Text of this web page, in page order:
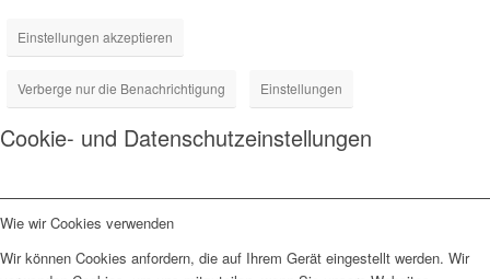
Einstellungen akzeptieren
Verberge nur die Benachrichtigung Einstellungen
Cookie- und Datenschutzeinstellungen
Wie wir Cookies verwenden
Wir können Cookies anfordern, die auf Ihrem Gerät eingestellt werden. Wir